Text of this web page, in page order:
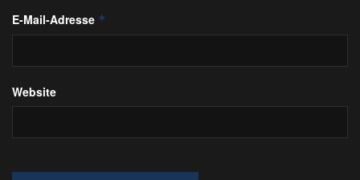
E-Mail-Adresse *
Website